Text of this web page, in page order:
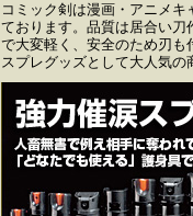
コミック剣は漫画・アニメ
ております。品質は居合い
で大変軽く、安全のため刃
スプレグッズとして大人気の